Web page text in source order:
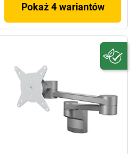
Pokaż 4 wariantów